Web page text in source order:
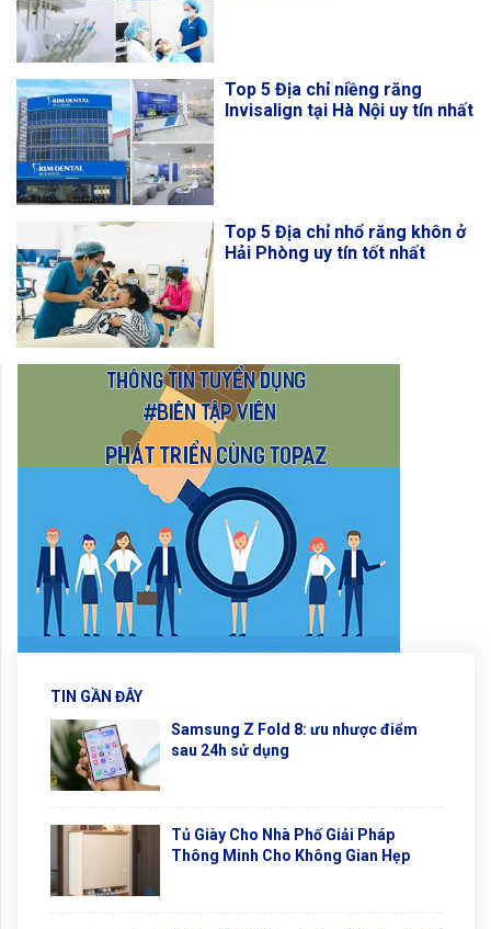
Top 5 Địa chỉ niềng răng
Invisalign tại Hà Nội uy tín nhất
Top 5 Địa chỉ nhổ răng khôn ở
Hải Phòng uy tín tốt nhất
TIN GẦN ĐÂY
Samsung Z Fold 8: ưu nhược điểm
sau 24h sử dụng
Tủ Giày Cho Nhà Phố Giải Pháp
Thông Minh Cho Không Gian Hẹp